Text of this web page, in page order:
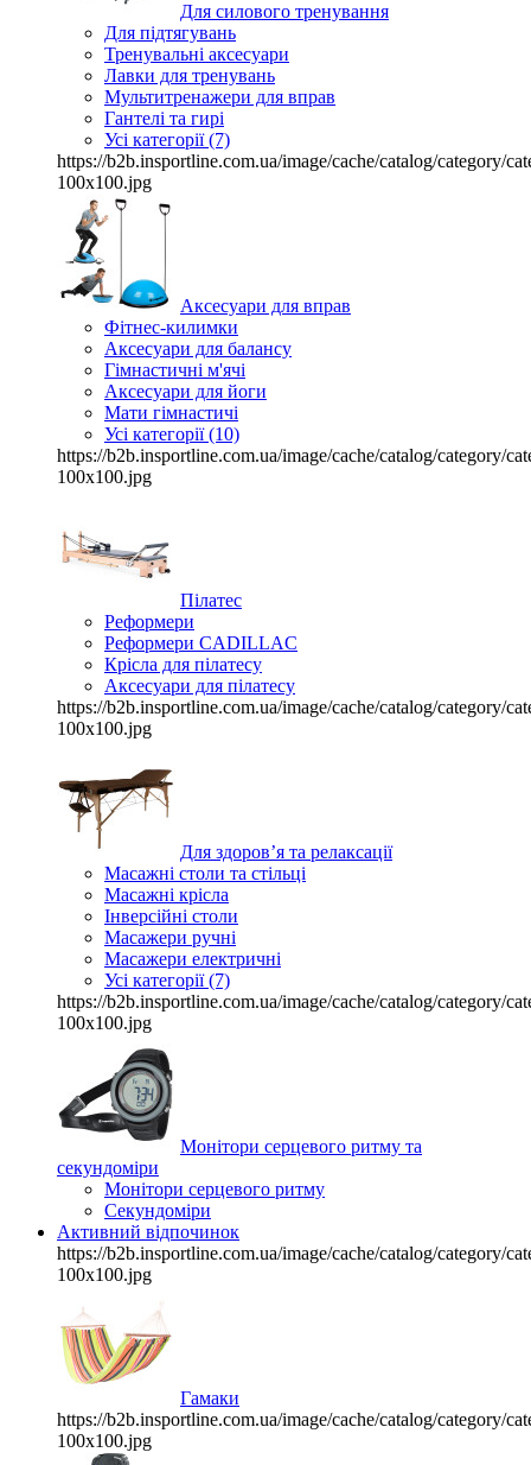
Для силового тренування
Для підтягувань
Тренувальні аксесуари
Лавки для тренувань
Мультитренажери для вправ
Гантелі та гирі
Усі категорії (7)
https://b2b.insportline.com.ua/image/cache/catalog/category/
100x100.jpg
Аксесуари для вправ
Фітнес-килимки
Аксесуари для балансу
Гімнастичні м'ячі
Аксесуари для йоги
Мати гімнастичі
Усі категорії (10)
https://b2b.insportline.com.ua/image/cache/catalog/category/
100x100.jpg
Пілатес
Реформери
Реформери CADILLAC
Крісла для пілатесу
Аксесуари для пілатесу
https://b2b.insportline.com.ua/image/cache/catalog/category/
100x100.jpg
Для здоров’я та релаксації
Масажні столи та стільці
Масажні крісла
Інверсійні столи
Масажери ручні
Масажери електричні
Усі категорії (7)
https://b2b.insportline.com.ua/image/cache/catalog/category/
100x100.jpg
Монітори серцевого ритму та
секундоміри
Монітори серцевого ритму
Секундоміри
Активний відпочинок
https://b2b.insportline.com.ua/image/cache/catalog/category/
100x100.jpg
Гамаки
https://b2b.insportline.com.ua/image/cache/catalog/category/
100x100.jpg